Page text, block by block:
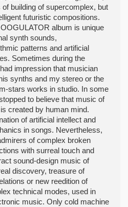
building of supercomplex, but
futuristic compositions.
album is unique
synth sounds,
patterns and artificial
Sometimes during the
impression that musician
synths and my stereo or the
stars works in studio. In some
to believe that music of
created by human mind.
of artificial intellect and
in songs. Nevertheless,
of complex broken
with surreal touch and
sound-design music of
discovery, treasure of
or new reedition of
technical modes, used in
music. Only cold machine